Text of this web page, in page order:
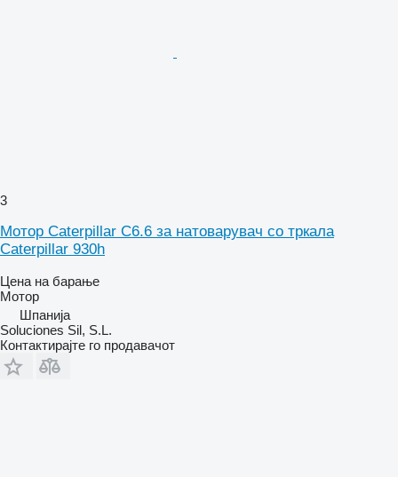
3
Мотор Caterpillar C6.6 за натоварувач со тркала
Caterpillar 930h
Цена на барање
Мотор
Шпанија
Soluciones Sil, S.L.
Контактирајте го продавачот